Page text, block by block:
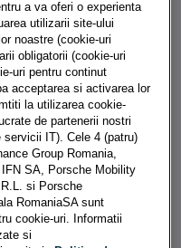
între leasingul
de la perspectiva
și modul de
la responsabilitățile
la finalul
modul în
cu autoturismul pe
acestuia.
a va oferi o experienta
utilizarii site-ului
noastre (cookie-uri
obligatorii (cookie-uri
uri pentru continut
acceptarea si activarea lor
la utilizarea cookie-
de partenerii nostri
IT). Cele 4 (patru)
Group Romania,
SA, Porsche Mobility
si Porsche
RomaniaSA sunt
cookie-uri. Informatii
si